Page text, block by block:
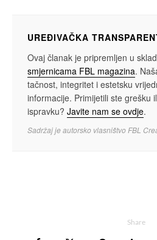
UREĐIVAČKA
Ovaj članak je pripremljen u
smjernicama FBL magazina.
tačnost, integritet i estetsku
informacije. Primijetili ste grešku
ispravku? Javite nam se ovdje.
Sadržaj je autorsko vlasništvo FBL
Share